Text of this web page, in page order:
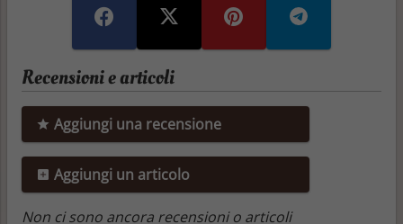
Recensioni e articoli
Aggiungi una recensione
Aggiungi un articolo
Non ci sono ancora recensioni o articoli